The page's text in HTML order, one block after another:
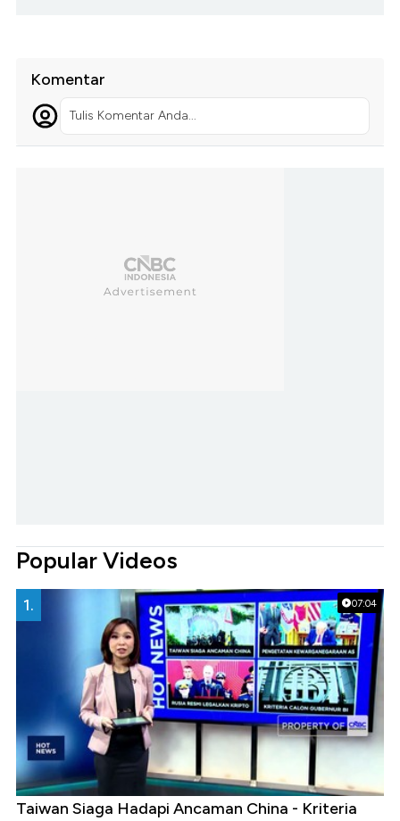
Komentar
Tulis Komentar Anda...
Popular Videos
07:04
1.
Taiwan Siaga Hadapi Ancaman China - Kriteria